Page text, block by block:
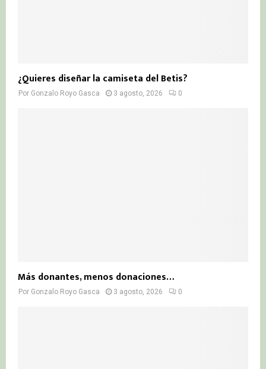
¿Quieres diseñar la camiseta del Betis?
Por Gonzalo Royo Gasca 3 agosto, 2026 0
Más donantes, menos donaciones…
Por Gonzalo Royo Gasca 3 agosto, 2026 0